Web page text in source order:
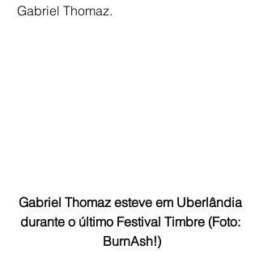
Gabriel Thomaz.
Gabriel Thomaz esteve em Uberlândia
durante o último Festival Timbre (Foto:
BurnAsh!)